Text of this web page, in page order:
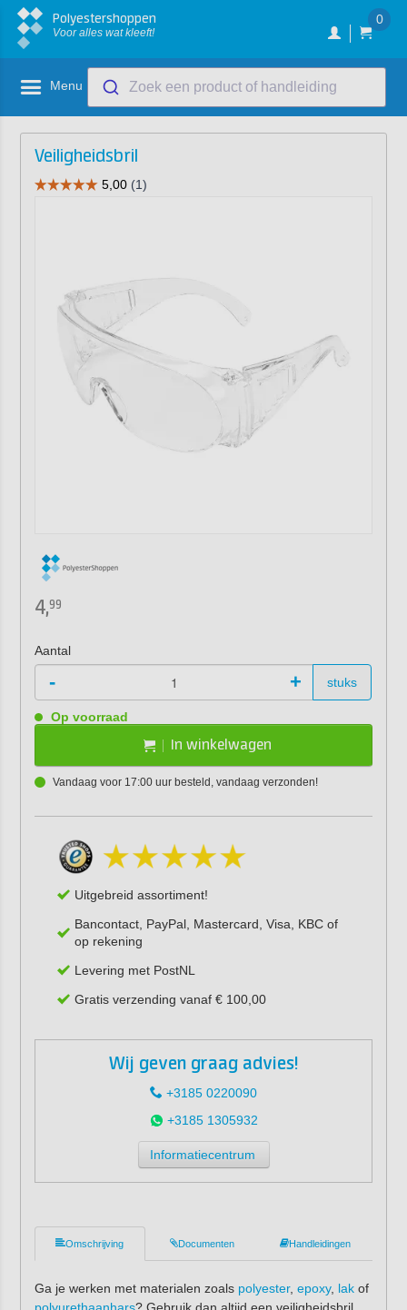
Polyestershoppen
Voor alles wat kleeft!
0
Menu Zoek een product of handleiding
Veiligheidsbril
4,99
Aantal
- + stuks
Op voorraad
In winkelwagen
Vandaag voor 17:00 uur besteld, vandaag verzonden!
Uitgebreid assortiment!
Bancontact, PayPal, Mastercard, Visa, KBC of
op rekening
Levering met PostNL
Gratis verzending vanaf € 100,00
Wij geven graag advies!
+3185 0220090
+3185 1305932
Informatiecentrum
Omschrijving Documenten Handleidingen
Ga je werken met materialen zoals polyester, epoxy, lakof
polyurethaanhars? Gebruik dan altijd een veiligheidsbril.